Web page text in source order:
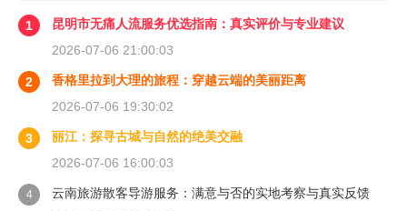
1
昆明市无痛人流服务优选指南：真实评价与专业建议
2026-07-06 21:00:03
2
香格里拉到大理的旅程：穿越云端的美丽距离
2026-07-06 19:30:02
3
丽江：探寻古城与自然的绝美交融
2026-07-06 16:00:03
4
云南旅游散客导游服务：满意与否的实地考察与真实反馈